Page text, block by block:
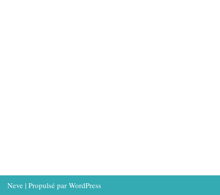
Neve | Propulsé par WordPress